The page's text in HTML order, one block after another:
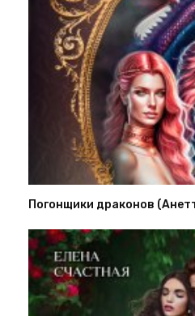
Погонщики драконов